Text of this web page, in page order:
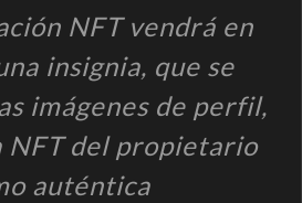
NFT vendrá en
insignia, que se
imágenes de perfil,
NFT del propietario
auténtica